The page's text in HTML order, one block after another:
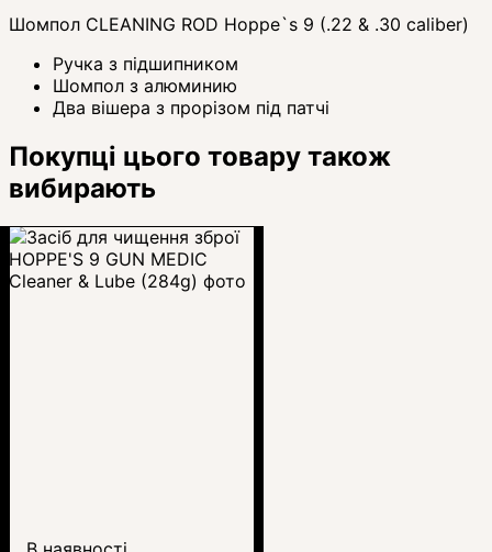
Шомпол CLEANING ROD Hoppe`s 9 (.22 & .30 caliber)
Ручка з підшипником
Шомпол з алюминию
Два вішера з прорізом під патчі
Покупці цього товару також
вибирають